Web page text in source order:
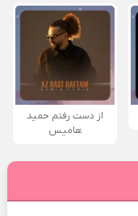
از دست رفتم حمید
هامیس